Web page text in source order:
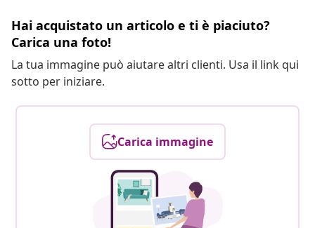
Hai acquistato un articolo e ti è piaciuto?
Carica una foto!
La tua immagine può aiutare altri clienti. Usa il link qui
sotto per iniziare.
Carica immagine